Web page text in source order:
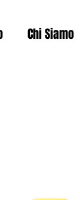
Chi Siamo